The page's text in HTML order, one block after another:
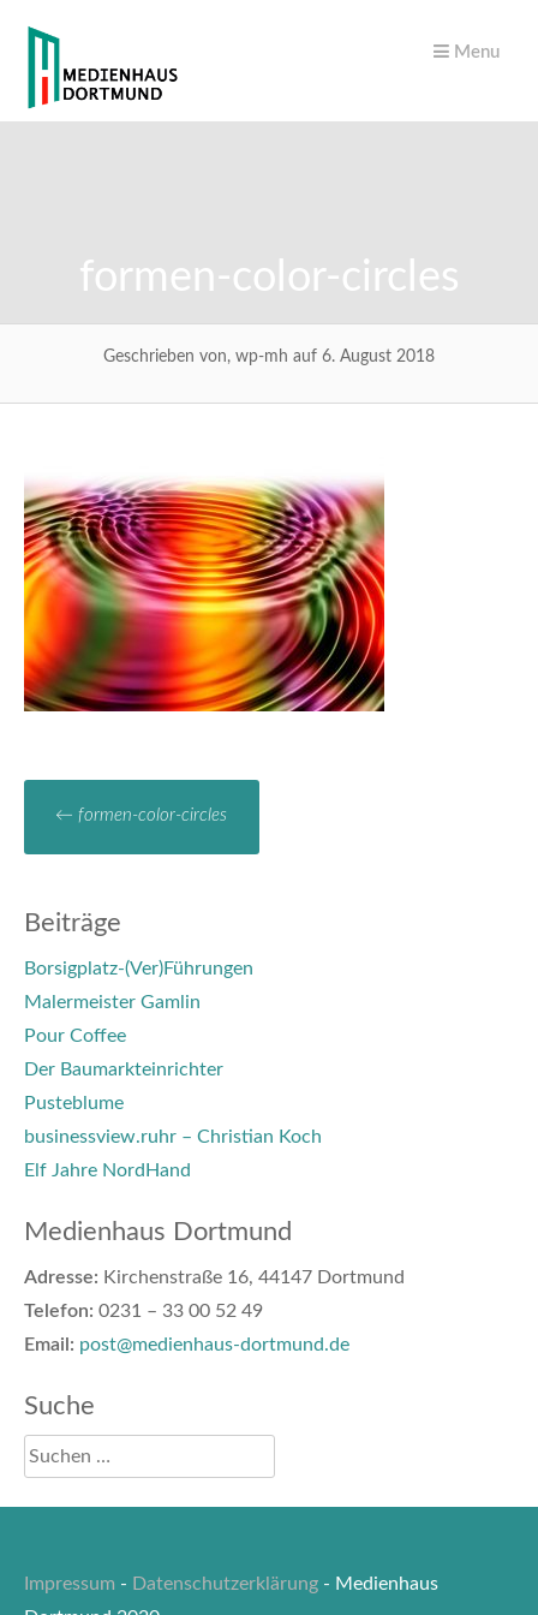
Menu
formen-color-circles
Geschrieben von, wp-mh auf 6. August 2018
← formen-color-circles
Beiträge
Borsigplatz-(Ver)Führungen
Malermeister Gamlin
Pour Coffee
Der Baumarkteinrichter
Pusteblume
businessview.ruhr – Christian Koch
Elf Jahre NordHand
Medienhaus Dortmund
Adresse: Kirchenstraße 16, 44147 Dortmund
Telefon: 0231 – 33 00 52 49
Email: post@medienhaus-dortmund.de
Suche
Impressum - Datenschutzerklärung - Medienhaus